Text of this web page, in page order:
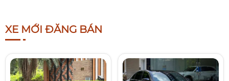
XE MỚI ĐĂNG BÁN